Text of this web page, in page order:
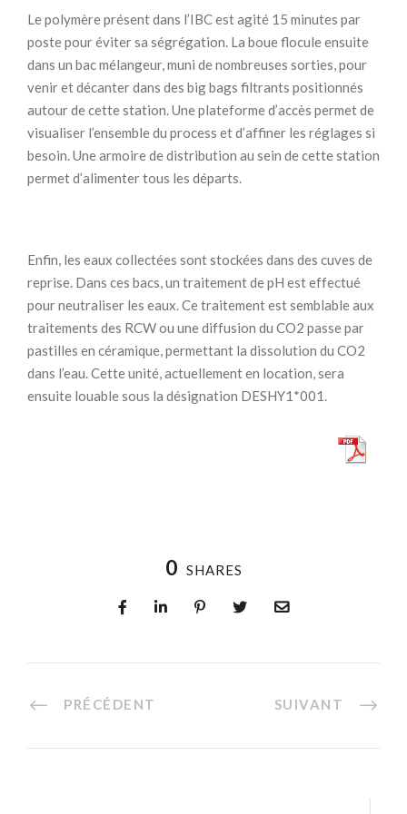
Le polymère présent dans l’IBC est agité 15 minutes par
poste pour éviter sa ségrégation. La boue flocule ensuite
dans un bac mélangeur, muni de nombreuses sorties, pour
venir et décanter dans des big bags filtrants positionnés
autour de cette station. Une plateforme d’accès permet de
visualiser l’ensemble du process et d’affiner les réglages si
besoin. Une armoire de distribution au sein de cette station
permet d’alimenter tous les départs.
Enfin, les eaux collectées sont stockées dans des cuves de
reprise. Dans ces bacs, un traitement de pH est effectué
pour neutraliser les eaux. Ce traitement est semblable aux
traitements des RCW ou une diffusion du CO2 passe par
pastilles en céramique, permettant la dissolution du CO2
dans l’eau. Cette unité, actuellement en location, sera
ensuite louable sous la désignation DESHY1*001.
0 SHARES
PRÉCÉDENT SUIVANT